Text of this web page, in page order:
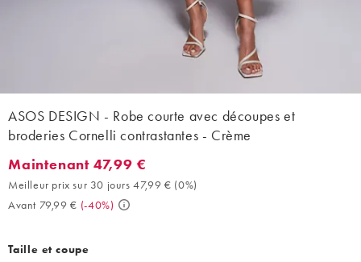
ASOS DESIGN - Robe courte avec découpes et
broderies Cornelli contrastantes - Crème
Maintenant 47,99 €. Meilleur prix sur 30 jours 47,99 € (0%).
Maintenant 47,99 €
Meilleur prix sur 30 jours 47,99 € (0%)
Avant 79,99 € (-40%)
Taille et coupe